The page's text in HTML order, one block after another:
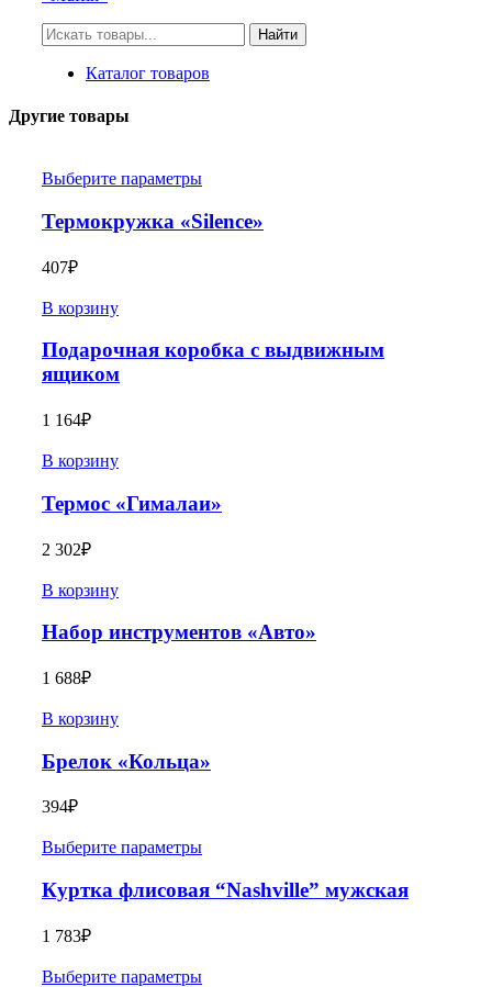
Искать:
Найти
Каталог товаров
Другие товары
Выберите параметры
Термокружка «Silence»
407₽
В корзину
Подарочная коробка с выдвижным
ящиком
1 164₽
В корзину
Термос «Гималаи»
2 302₽
В корзину
Набор инструментов «Авто»
1 688₽
В корзину
Брелок «Кольца»
394₽
Выберите параметры
Куртка флисовая “Nashville” мужская
1 783₽
Выберите параметры